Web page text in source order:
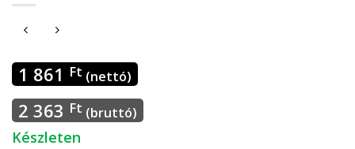
1 861 Ft (nettó)
2 363 Ft (bruttó)
Készleten